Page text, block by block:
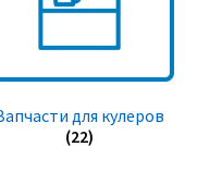
для кулеров
(22)